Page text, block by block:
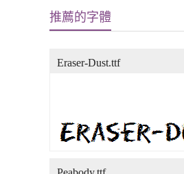
推薦的字體
Eraser-Dust.ttf